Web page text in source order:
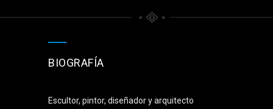
BIOGRAFÍA
Escultor, pintor, diseñador y arquitecto